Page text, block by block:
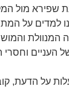
שפירא מול
למדים על
המנוולת
העניים וחסרי
על הדעת, קובץ